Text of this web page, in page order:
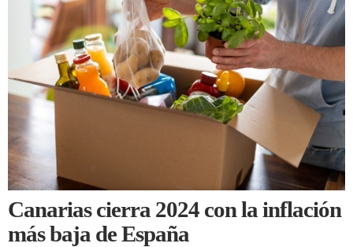
Canarias cierra 2024 con la inflación
más baja de España